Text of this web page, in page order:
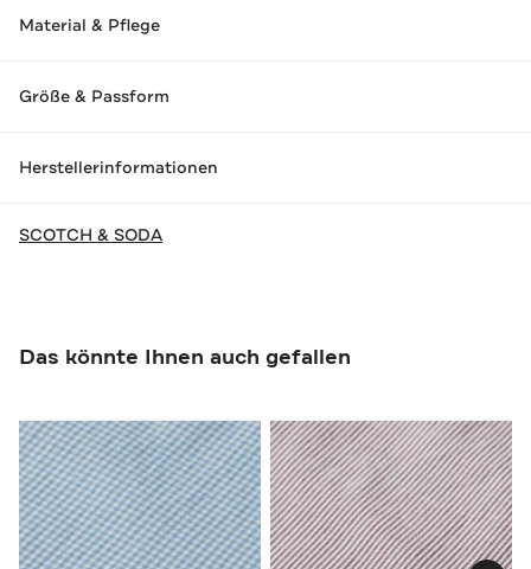
Material & Pflege
Größe & Passform
Herstellerinformationen
SCOTCH & SODA
Das könnte Ihnen auch gefallen